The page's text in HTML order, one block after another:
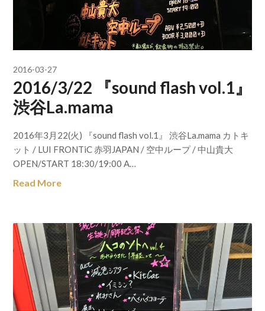
2016-03-27
2016/3/22 『sound flash vol.1』
渋谷La.mama
2016年3月22(火) 『sound flash vol.1』 渋谷La.mama カトキ
ット / LUI FRONTiC 赤羽JAPAN / 空中ループ / 中山貴大
OPEN/START 18:30/19:00 A…
Read More